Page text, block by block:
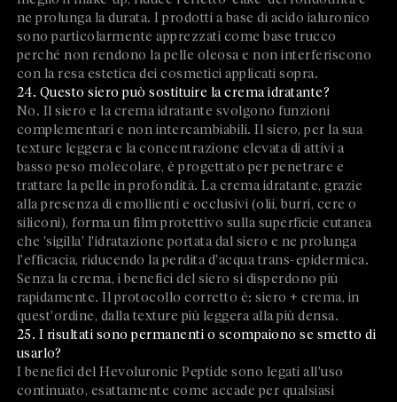
ne prolunga la durata. I prodotti a base di acido ialuronico
sono particolarmente apprezzati come base trucco
perché non rendono la pelle oleosa e non interferiscono
con la resa estetica dei cosmetici applicati sopra.
24. Questo siero può sostituire la crema idratante?
No. Il siero e la crema idratante svolgono funzioni
complementari e non intercambiabili. Il siero, per la sua
texture leggera e la concentrazione elevata di attivi a
basso peso molecolare, è progettato per penetrare e
trattare la pelle in profondità. La crema idratante, grazie
alla presenza di emollienti e occlusivi (olii, burri, cere o
siliconi), forma un film protettivo sulla superficie cutanea
che 'sigilla' l'idratazione portata dal siero e ne prolunga
l'efficacia, riducendo la perdita d'acqua trans-epidermica.
Senza la crema, i benefici del siero si disperdono più
rapidamente. Il protocollo corretto è: siero + crema, in
quest'ordine, dalla texture più leggera alla più densa.
25. I risultati sono permanenti o scompaiono se smetto di
usarlo?
I benefici del Hevoluronic Peptide sono legati all'uso
continuato, esattamente come accade per qualsiasi